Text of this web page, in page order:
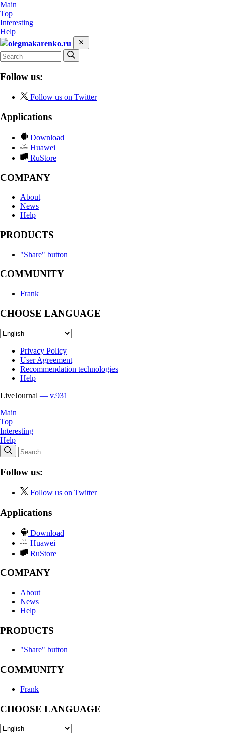
Main
Top
Interesting
Help
olegmakarenko.ru
Follow us:
Follow us on Twitter
Applications
Download
Huawei
RuStore
COMPANY
About
News
Help
PRODUCTS
"Share" button
COMMUNITY
Frank
CHOOSE LANGUAGE
Privacy Policy
User Agreement
Recommendation technologies
Help
LiveJournal — v.931
Main
Top
Interesting
Help
Follow us:
Follow us on Twitter
Applications
Download
Huawei
RuStore
COMPANY
About
News
Help
PRODUCTS
"Share" button
COMMUNITY
Frank
CHOOSE LANGUAGE